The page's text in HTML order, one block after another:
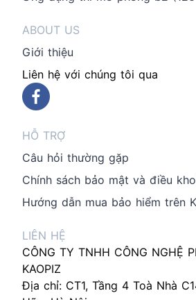
ABOUT US
Giới thiệu
Liên hệ với chúng tôi qua
HỖ TRỢ
Câu hỏi thường gặp
Chính sách bảo mật và điều
Hướng dẫn mua bảo hiểm trên
LIÊN HỆ
CÔNG TY TNHH CÔNG NGHỆ
KAOPIZ
Địa chỉ: CT1, Tầng 4 Toà Nhà